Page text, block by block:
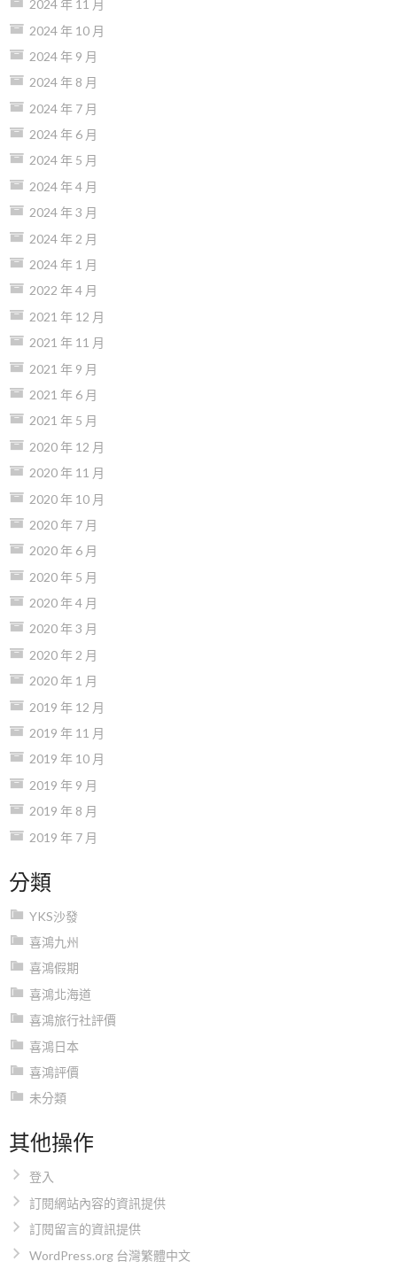
2024 年 11 月
2024 年 10 月
2024 年 9 月
2024 年 8 月
2024 年 7 月
2024 年 6 月
2024 年 5 月
2024 年 4 月
2024 年 3 月
2024 年 2 月
2024 年 1 月
2022 年 4 月
2021 年 12 月
2021 年 11 月
2021 年 9 月
2021 年 6 月
2021 年 5 月
2020 年 12 月
2020 年 11 月
2020 年 10 月
2020 年 7 月
2020 年 6 月
2020 年 5 月
2020 年 4 月
2020 年 3 月
2020 年 2 月
2020 年 1 月
2019 年 12 月
2019 年 11 月
2019 年 10 月
2019 年 9 月
2019 年 8 月
2019 年 7 月
分類
YKS沙發
喜鴻九州
喜鴻假期
喜鴻北海道
喜鴻旅行社評價
喜鴻日本
喜鴻評價
未分類
其他操作
登入
訂閱網站內容的資訊提供
訂閱留言的資訊提供
WordPress.org 台灣繁體中文